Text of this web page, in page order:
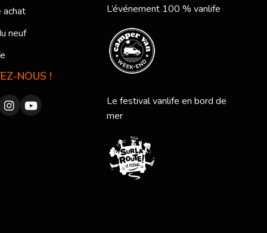
achat
neuf
NOUS !
L’événement 100 % vanlife
Le festival vanlife en bord de
mer